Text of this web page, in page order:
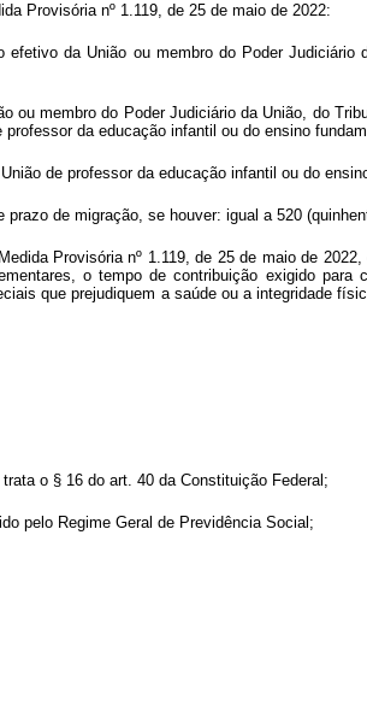
Provisória nº 1.119, de 25 de maio de 2022:
da União ou membro do Poder Judiciário
membro do Poder Judiciário da União, do
da educação infantil ou do ensino
de professor da educação infantil ou do
de migração, se houver: igual a 520
Provisória nº 1.119, de 25 de maio de
o tempo de contribuição exigido para
que prejudiquem a saúde ou a integridade
o § 16 do art. 40 da Constituição Federal;
pelo Regime Geral de Previdência Social;